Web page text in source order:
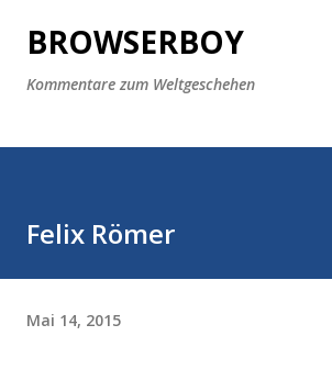
Direkt zum Hauptbereich
BROWSERBOY
Kommentare zum Weltgeschehen
Felix Römer
Mai 14, 2015